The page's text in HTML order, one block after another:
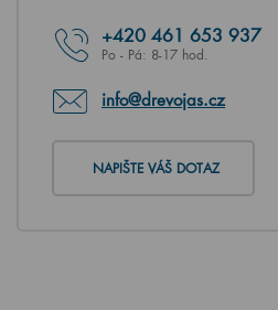
+420 461 653 937
Po - Pá: 8-17 hod.
info@drevojas.cz
NAPIŠTE VÁŠ DOTAZ